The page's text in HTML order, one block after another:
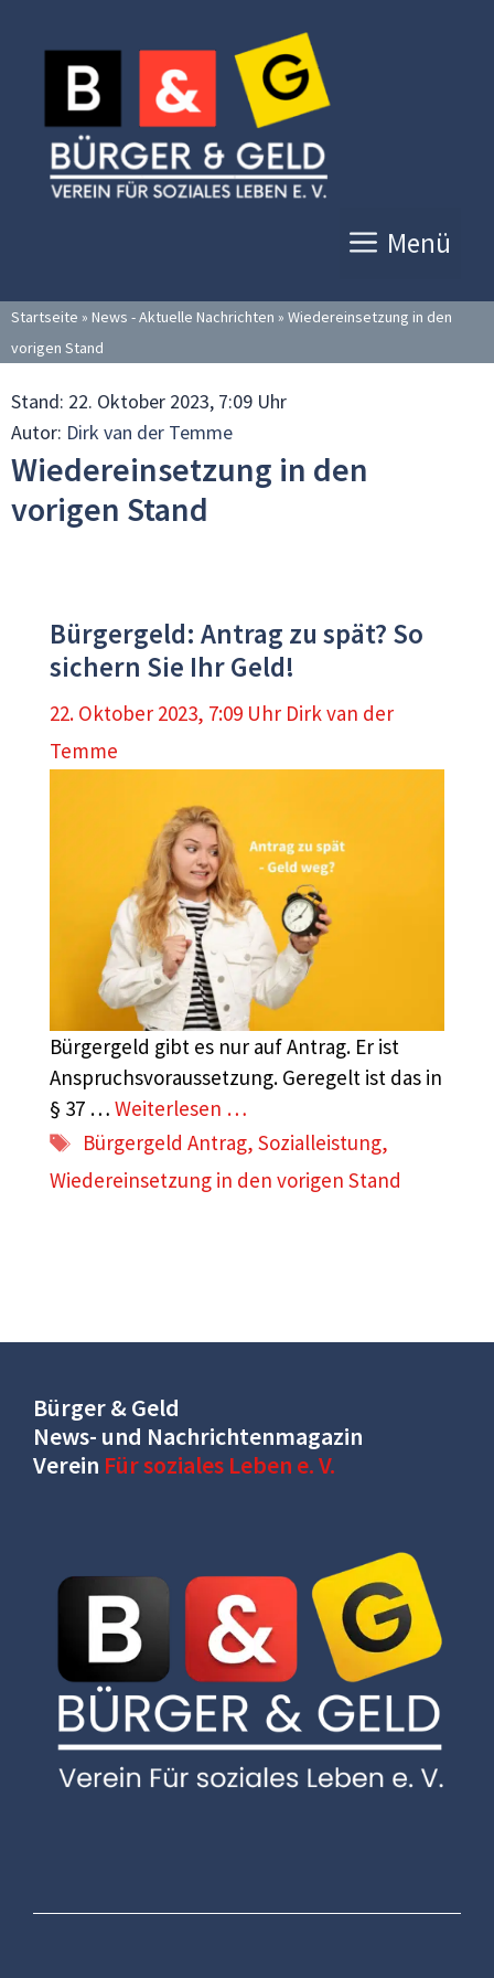
Inhalt
springen
Menü
Startseite » News - Aktuelle Nachrichten » Wiedereinsetzung in den
vorigen Stand
Stand: 22. Oktober 2023, 7:09 Uhr
Autor: Dirk van der Temme
Wiedereinsetzung in den
vorigen Stand
Bürgergeld: Antrag zu spät? So
sichern Sie Ihr Geld!
22. Oktober 2023, 7:09 Uhr Dirk van der
Temme
Bürgergeld gibt es nur auf Antrag. Er ist
Anspruchsvoraussetzung. Geregelt ist das in
§ 37 … Weiterlesen …
Schlagwörter
Bürgergeld Antrag,Sozialleistung,
Wiedereinsetzung in den vorigen Stand
Bürger & Geld
News- und Nachrichtenmagazin
Verein Für soziales Leben e. V.